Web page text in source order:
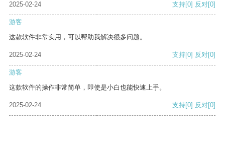
2025-02-24
支持[0] 反对[0]
游客
这款软件非常实用，可以帮助我解决很多问题。
2025-02-24 支持[0] 反对[0]
游客
这款软件的操作非常简单，即使是小白也能快速上手。
2025-02-24 支持[0] 反对[0]